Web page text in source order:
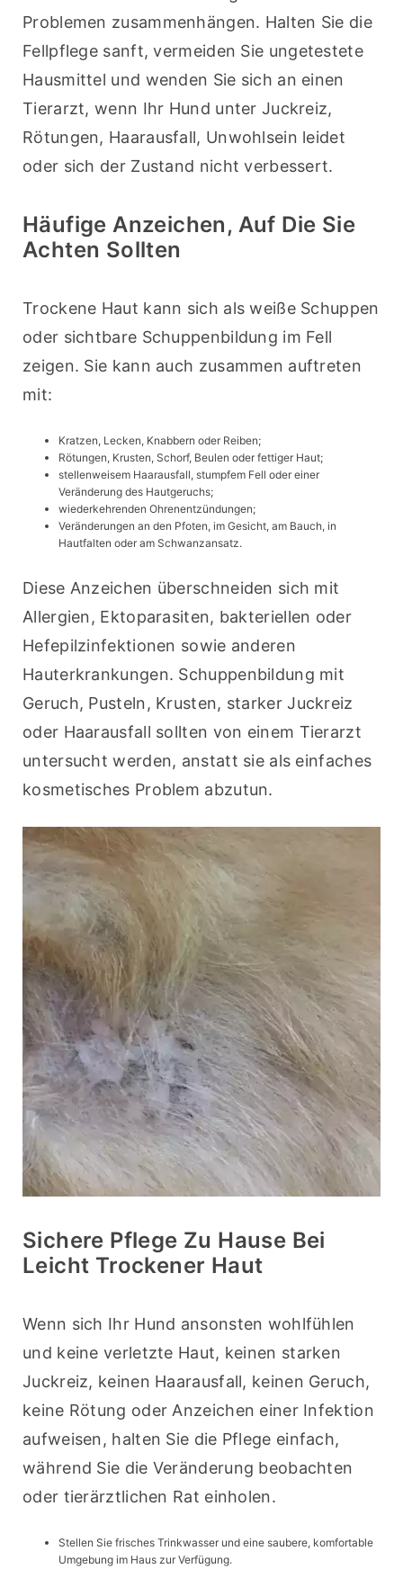
Problemen zusammenhängen. Halten Sie die
Fellpflege sanft, vermeiden Sie ungetestete
Hausmittel und wenden Sie sich an einen
Tierarzt, wenn Ihr Hund unter Juckreiz,
Rötungen, Haarausfall, Unwohlsein leidet
oder sich der Zustand nicht verbessert.
Häufige Anzeichen, Auf Die Sie
Achten Sollten
Trockene Haut kann sich als weiße Schuppen
oder sichtbare Schuppenbildung im Fell
zeigen. Sie kann auch zusammen auftreten
mit:
Kratzen, Lecken, Knabbern oder Reiben;
Rötungen, Krusten, Schorf, Beulen oder fettiger Haut;
stellenweisem Haarausfall, stumpfem Fell oder einer
Veränderung des Hautgeruchs;
wiederkehrenden Ohrenentzündungen;
Veränderungen an den Pfoten, im Gesicht, am Bauch, in
Hautfalten oder am Schwanzansatz.
Diese Anzeichen überschneiden sich mit
Allergien, Ektoparasiten, bakteriellen oder
Hefepilzinfektionen sowie anderen
Hauterkrankungen. Schuppenbildung mit
Geruch, Pusteln, Krusten, starker Juckreiz
oder Haarausfall sollten von einem Tierarzt
untersucht werden, anstatt sie als einfaches
kosmetisches Problem abzutun.
Sichere Pflege Zu Hause Bei
Leicht Trockener Haut
Wenn sich Ihr Hund ansonsten wohlfühlen
und keine verletzte Haut, keinen starken
Juckreiz, keinen Haarausfall, keinen Geruch,
keine Rötung oder Anzeichen einer Infektion
aufweisen, halten Sie die Pflege einfach,
während Sie die Veränderung beobachten
oder tierärztlichen Rat einholen.
Stellen Sie frisches Trinkwasser und eine saubere, komfortable
Umgebung im Haus zur Verfügung.